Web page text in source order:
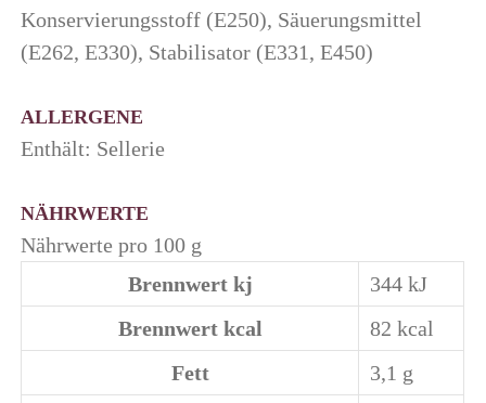
Konservierungsstoff (E250), Säuerungsmittel
(E262, E330), Stabilisator (E331, E450)
ALLERGENE
Enthält: Sellerie
NÄHRWERTE
Nährwerte pro 100 g
Brennwert kj
344 kJ
Brennwert kcal
82 kcal
Fett
3,1 g